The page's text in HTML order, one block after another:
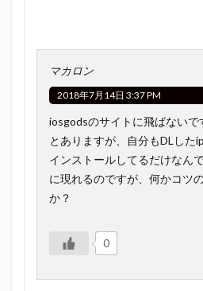
マカロン
2018年7月14日 3:37 PM
iosgodsのサイトに飛ばないで
とありますが、自分もDLした
インストールしてるだけなん
に現れるのですが、何かコツ
か？
0